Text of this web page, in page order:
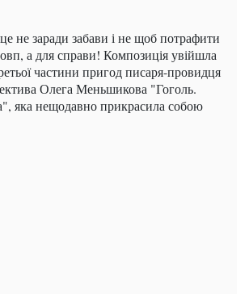
не заради забави і не щоб потрафити
а для справи! Композиція увійшла
частини пригод писаря-провидця
Олега Меньшикова "Гоголь.
яка нещодавно прикрасила собою